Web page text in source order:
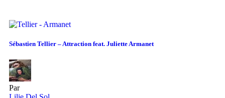
Sébastien Tellier – Attraction feat. Juliette Armanet
Par